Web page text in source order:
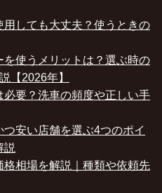
しても大丈夫？使うときの
使うメリットは？選ぶ時の
【2026年】
要？洗車の頻度や正しい手
安い店舗を選ぶ4つのポイ
説
相場を解説｜種類や依頼先